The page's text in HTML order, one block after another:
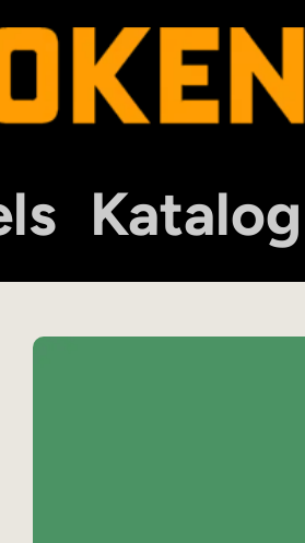
Katalog